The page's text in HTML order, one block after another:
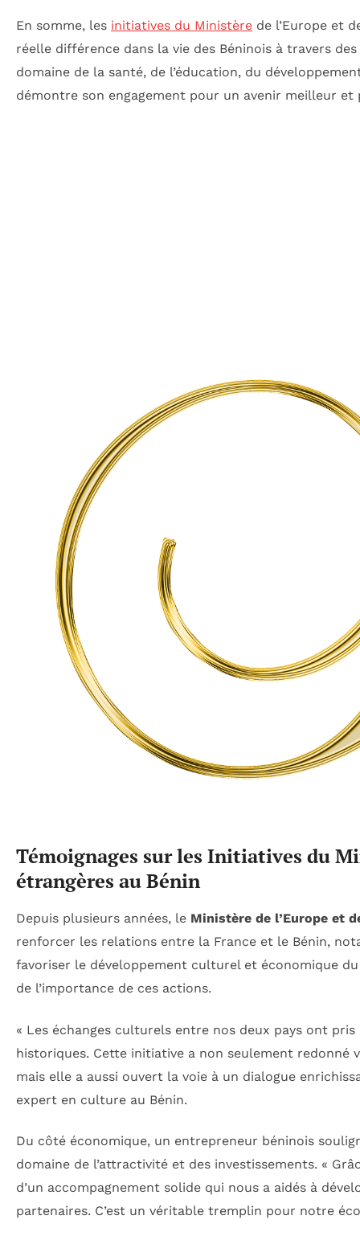
En somme, les initiatives du Ministère de l’Europe et
réelle différence dans la vie des Béninois à travers
domaine de la santé, de l’éducation, du
démontre son engagement pour un avenir meilleur
Témoignages sur les Initiatives du
étrangères au Bénin
Depuis plusieurs années, le Ministère de l’Europe et
renforcer les relations entre la France et le Bénin,
favoriser le développement culturel et économique
de l’importance de ces actions.
« Les échanges culturels entre nos deux pays ont
historiques. Cette initiative a non seulement redonné
mais elle a aussi ouvert la voie à un dialogue
expert en culture au Bénin.
Du côté économique, un entrepreneur béninois
domaine de l’attractivité et des investissements. «
d’un accompagnement solide qui nous a aidés à
partenaires. C’est un véritable tremplin pour notre